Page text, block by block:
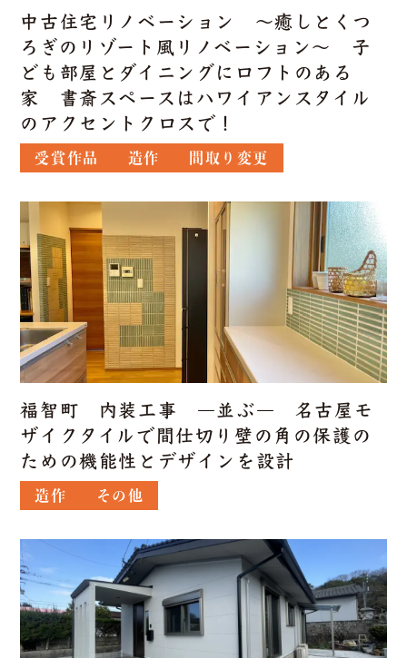
中古住宅リノベーション ～癒しとくつ
ろぎのリゾート風リノベーション～ 子
ども部屋とダイニングにロフトのある
家 書斎スペースはハワイアンスタイル
のアクセントクロスで！
受賞作品 造作 間取り変更
福智町 内装工事 ―並ぶ― 名古屋モ
ザイクタイルで間仕切り壁の角の保護の
ための機能性とデザインを設計
造作 その他